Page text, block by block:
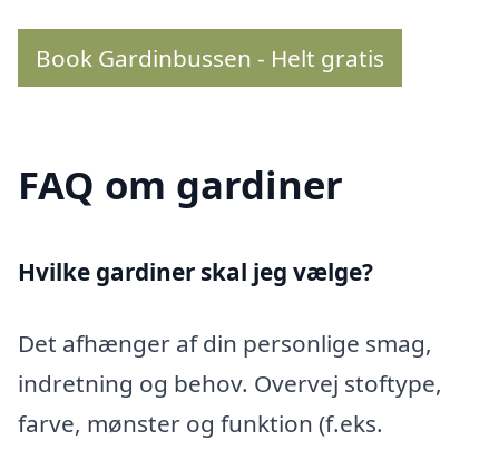
Book Gardinbussen - Helt gratis
FAQ om gardiner
Hvilke gardiner skal jeg vælge?
Det afhænger af din personlige smag,
indretning og behov. Overvej stoftype,
farve, mønster og funktion (f.eks.